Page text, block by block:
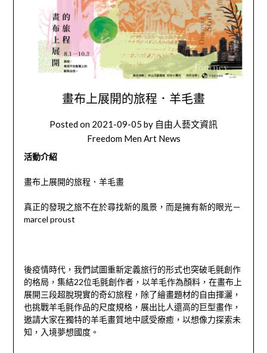
畫布上展開的旅程．羊毛畫
Posted on 2021-09-05 by 自由人藝文資訊
Freedom Men Art News
活動介紹
畫布上展開的旅程．羊毛畫
真正的發現之旅不在於尋找新的風景，而是擁有新的眼光－
marcel proust
後疫情時代，我們試圖重新定義旅行的形式也突破毛氈創作
的格局，集結22位毛氈創作者，以羊毛作為顏料，在畫布上
展開三段超脫現實的奇幻旅程，除了繪畫題材的自由揮灑，
也挑戰羊毛氈作品的尺度規格，展出比人還高的巨型畫作，
邀請大家在獨特的羊毛畫質地中感受療癒，以想像力探索未
知，入境夢想國度。